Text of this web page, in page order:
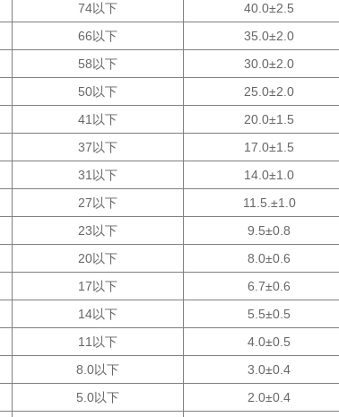
74以下 40.0±2.5
66以下 35.0±2.0
58以下 30.0±2.0
50以下 25.0±2.0
41以下 20.0±1.5
37以下 17.0±1.5
31以下 14.0±1.0
27以下 11.5.±1.0
23以下 9.5±0.8
20以下 8.0±0.6
17以下 6.7±0.6
14以下 5.5±0.5
11以下 4.0±0.5
8.0以下 3.0±0.4
5.0以下 2.0±0.4